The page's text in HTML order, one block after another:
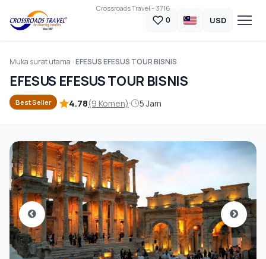
Crossroads Travel - 3716
0 USD
Muka surat utama EFESUS EFESUS TOUR BISNIS
EFESUS EFESUS TOUR BISNIS
Best Seller 4.78(9 Komen) 5 Jam